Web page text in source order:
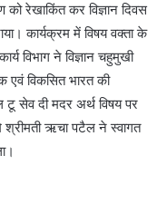
को रेखाकिंत कर विज्ञान दिवस
कार्यक्रम में विषय वक्ता के
विभाग ने विज्ञान चहुमुखी
एवं विकसित भारत की
सेव दी मदर अर्थ विषय पर
श्रीमती ऋचा पटैल ने स्वागत